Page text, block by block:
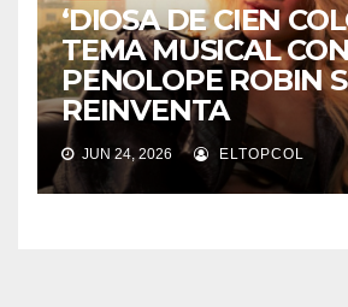
‘DIOSA DE CIEN
TEMA MUSICAL
PENOLOPE ROBIN
REINVENTA
JUN 24, 2026 ELTOPCOL